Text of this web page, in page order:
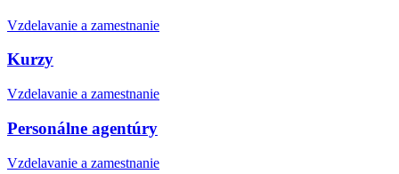
Vzdelavanie a zamestnanie
Kurzy
Vzdelavanie a zamestnanie
Personálne agentúry
Vzdelavanie a zamestnanie